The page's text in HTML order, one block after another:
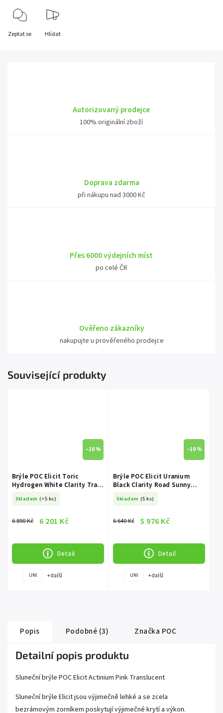
Zeptat se Hlídat
Autorizovaný prodejce
100% originální zboží
Doprava zdarma
při nákupu nad 3000 Kč
Přes 6000 výdejních míst
po celé ČR
Ověřeno zákazníky
nakupujte u prověřeného prodejce
Související produkty
–10 %
Brýle POC Elicit Toric
Hydrogen White Clarity Trail
Skladem (>5 ks)
6 890 Kč 6 201 Kč
Detail
UNI + další
–10 %
Brýle POC Elicit Uranium
Black Clarity Road Sunny
Skladem (5 ks)
6 640 Kč 5 976 Kč
Detail
UNI + další
Popis Podobné (3) Značka POC
Detailní popis produktu
Sluneční brýle POC Elicit Actinium Pink Translucent
Sluneční brýle Elicit jsou výjimečně lehké a se zcela
bezrámovým zorníkem poskytují výjimečné krytí a výkon.